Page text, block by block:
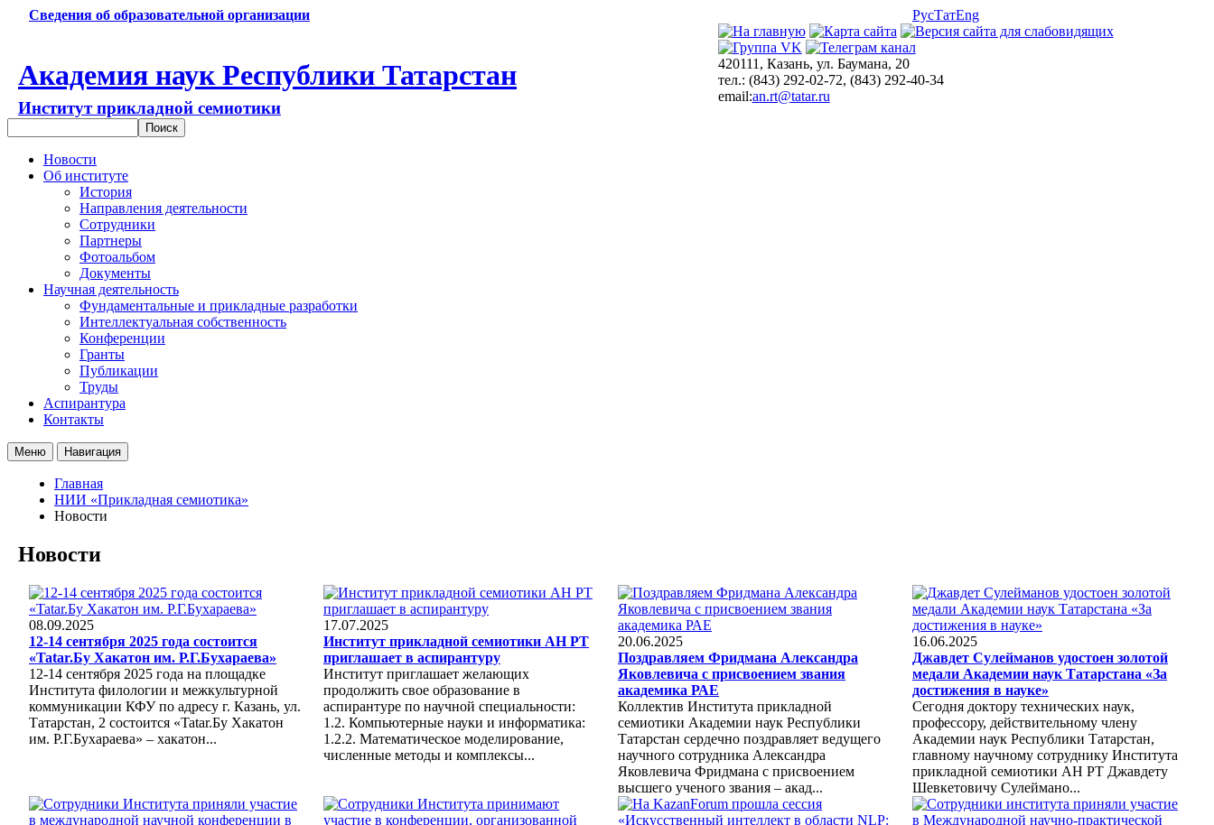
Сведения об образовательной организации РусТатEng
Академия наук Республики Татарстан
Институт прикладной семиотики
420111, Казань, ул. Баумана, 20
тел.: (843) 292-02-72, (843) 292-40-34
email:an.rt@tatar.ru
Новости
Об институте
История
Направления деятельности
Сотрудники
Партнеры
Фотоальбом
Документы
Научная деятельность
Фундаментальные и прикладные разработки
Интеллектуальная собственность
Конференции
Гранты
Публикации
Труды
Аспирантура
Контакты
Меню Навигация
Главная
НИИ «Прикладная семиотика»
Новости
Новости
08.09.2025
12-14 сентября 2025 года состоится
«Tatar.Бу Хакатон им. Р.Г.Бухараева»
12-14 сентября 2025 года на площадке
Института филологии и межкультурной
коммуникации КФУ по адресу г. Казань, ул.
Татарстан, 2 состоится «Tatar.Бу Хакатон
им. Р.Г.Бухараева» – хакатон...
17.07.2025
Институт прикладной семиотики АН РТ
приглашает в аспирантуру
Институт приглашает желающих
продолжить свое образование в
аспирантуре по научной специальности:
1.2. Компьютерные науки и информатика:
1.2.2. Математическое моделирование,
численные методы и комплексы...
20.06.2025
Поздравляем Фридмана Александра
Яковлевича с присвоением звания
академика РАЕ
Коллектив Института прикладной
семиотики Академии наук Республики
Татарстан сердечно поздравляет ведущего
научного сотрудника Александра
Яковлевича Фридмана с присвоением
высшего ученого звания – акад...
16.06.2025
Джавдет Сулейманов удостоен золотой
медали Академии наук Татарстана «За
достижения в науке»
Сегодня доктору технических наук,
профессору, действительному члену
Академии наук Республики Татарстан,
главному научному сотруднику Института
прикладной семиотики АН РТ Джавдету
Шевкетовичу Сулеймано...